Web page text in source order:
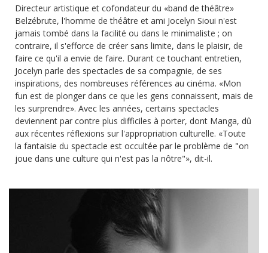
Directeur artistique et cofondateur du «band de théâtre»
Belzébrute, l'homme de théâtre et ami Jocelyn Sioui n'est
jamais tombé dans la facilité ou dans le minimaliste ; on
contraire, il s'efforce de créer sans limite, dans le plaisir, de
faire ce qu'il a envie de faire. Durant ce touchant entretien,
Jocelyn parle des spectacles de sa compagnie, de ses
inspirations, des nombreuses références au cinéma. «Mon
fun est de plonger dans ce que les gens connaissent, mais de
les surprendre». Avec les années, certains spectacles
deviennent par contre plus difficiles à porter, dont Manga, dû
aux récentes réflexions sur l'appropriation culturelle. «Toute
la fantaisie du spectacle est occultée par le problème de "on
joue dans une culture qui n'est pas la nôtre"», dit-il.